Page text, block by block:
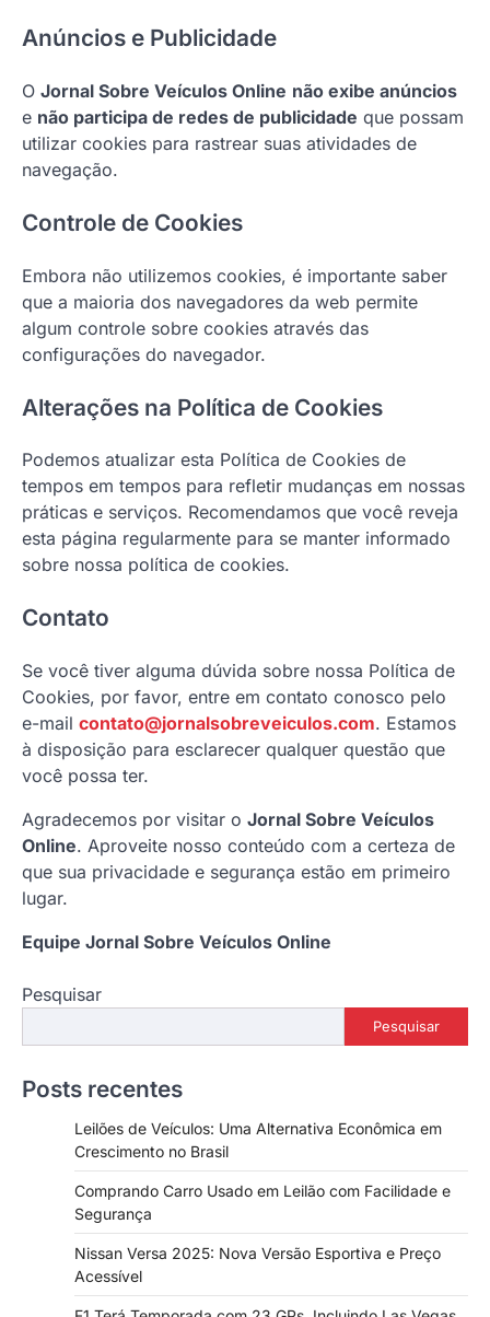
Anúncios e Publicidade
O Jornal Sobre Veículos Online não exibe anúncios
e não participa de redes de publicidade que possam
utilizar cookies para rastrear suas atividades de
navegação.
Controle de Cookies
Embora não utilizemos cookies, é importante saber
que a maioria dos navegadores da web permite
algum controle sobre cookies através das
configurações do navegador.
Alterações na Política de Cookies
Podemos atualizar esta Política de Cookies de
tempos em tempos para refletir mudanças em nossas
práticas e serviços. Recomendamos que você reveja
esta página regularmente para se manter informado
sobre nossa política de cookies.
Contato
Se você tiver alguma dúvida sobre nossa Política de
Cookies, por favor, entre em contato conosco pelo
e-mail contato@jornalsobreveiculos.com. Estamos
à disposição para esclarecer qualquer questão que
você possa ter.
Agradecemos por visitar o Jornal Sobre Veículos
Online. Aproveite nosso conteúdo com a certeza de
que sua privacidade e segurança estão em primeiro
lugar.
Equipe Jornal Sobre Veículos Online
Pesquisar
Pesquisar
Posts recentes
Leilões de Veículos: Uma Alternativa Econômica em
Crescimento no Brasil
Comprando Carro Usado em Leilão com Facilidade e
Segurança
Nissan Versa 2025: Nova Versão Esportiva e Preço
Acessível